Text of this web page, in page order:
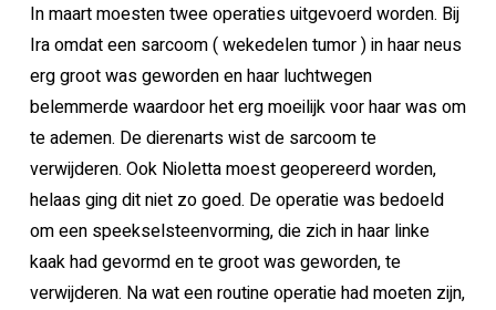
In maart moesten twee operaties uitgevoerd worden. Bij
Ira omdat een sarcoom ( wekedelen tumor ) in haar neus
erg groot was geworden en haar luchtwegen
belemmerde waardoor het erg moeilijk voor haar was om
te ademen. De dierenarts wist de sarcoom te
verwijderen. Ook Nioletta moest geopereerd worden,
helaas ging dit niet zo goed. De operatie was bedoeld
om een speekselsteenvorming, die zich in haar linke
kaak had gevormd en te groot was geworden, te
verwijderen. Na wat een routine operatie had moeten zijn,